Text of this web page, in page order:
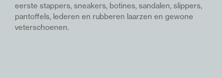
eerste stappers, sneakers, botines, sandalen, slippers,
pantoffels, lederen en rubberen laarzen en gewone
veterschoenen.